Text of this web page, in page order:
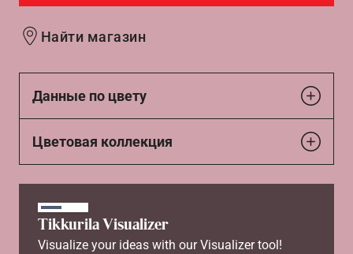
Найти магазин
Данные по цвету
Цветовая коллекция
Tikkurila Visualizer
Visualize your ideas with our Visualizer tool!